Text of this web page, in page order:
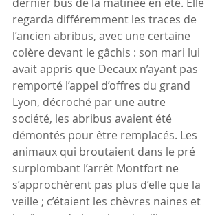
regarda différemment les traces de
l’ancien abribus, avec une certaine
colère devant le gâchis : son mari lui
avait appris que Decaux n’ayant pas
remporté l’appel d’offres du grand
Lyon, décroché par une autre
société, les abribus avaient été
démontés pour être remplacés. Les
animaux qui broutaient dans le pré
surplombant l’arrêt Montfort ne
s’approchèrent pas plus d’elle que la
veille ; c’étaient les chèvres naines et